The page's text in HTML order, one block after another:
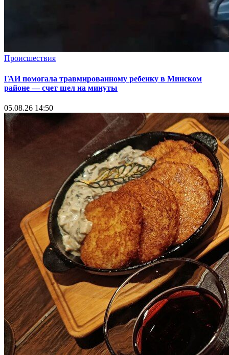
Происшествия
ГАИ помогала травмированному ребенку в Минском
районе — счет шел на минуты
05.08.26 14:50